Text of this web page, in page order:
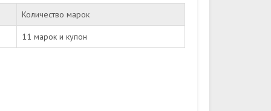
Количество марок
11 марок и купон